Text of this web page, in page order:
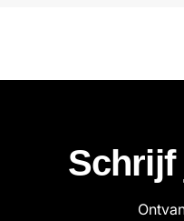
Schrijf